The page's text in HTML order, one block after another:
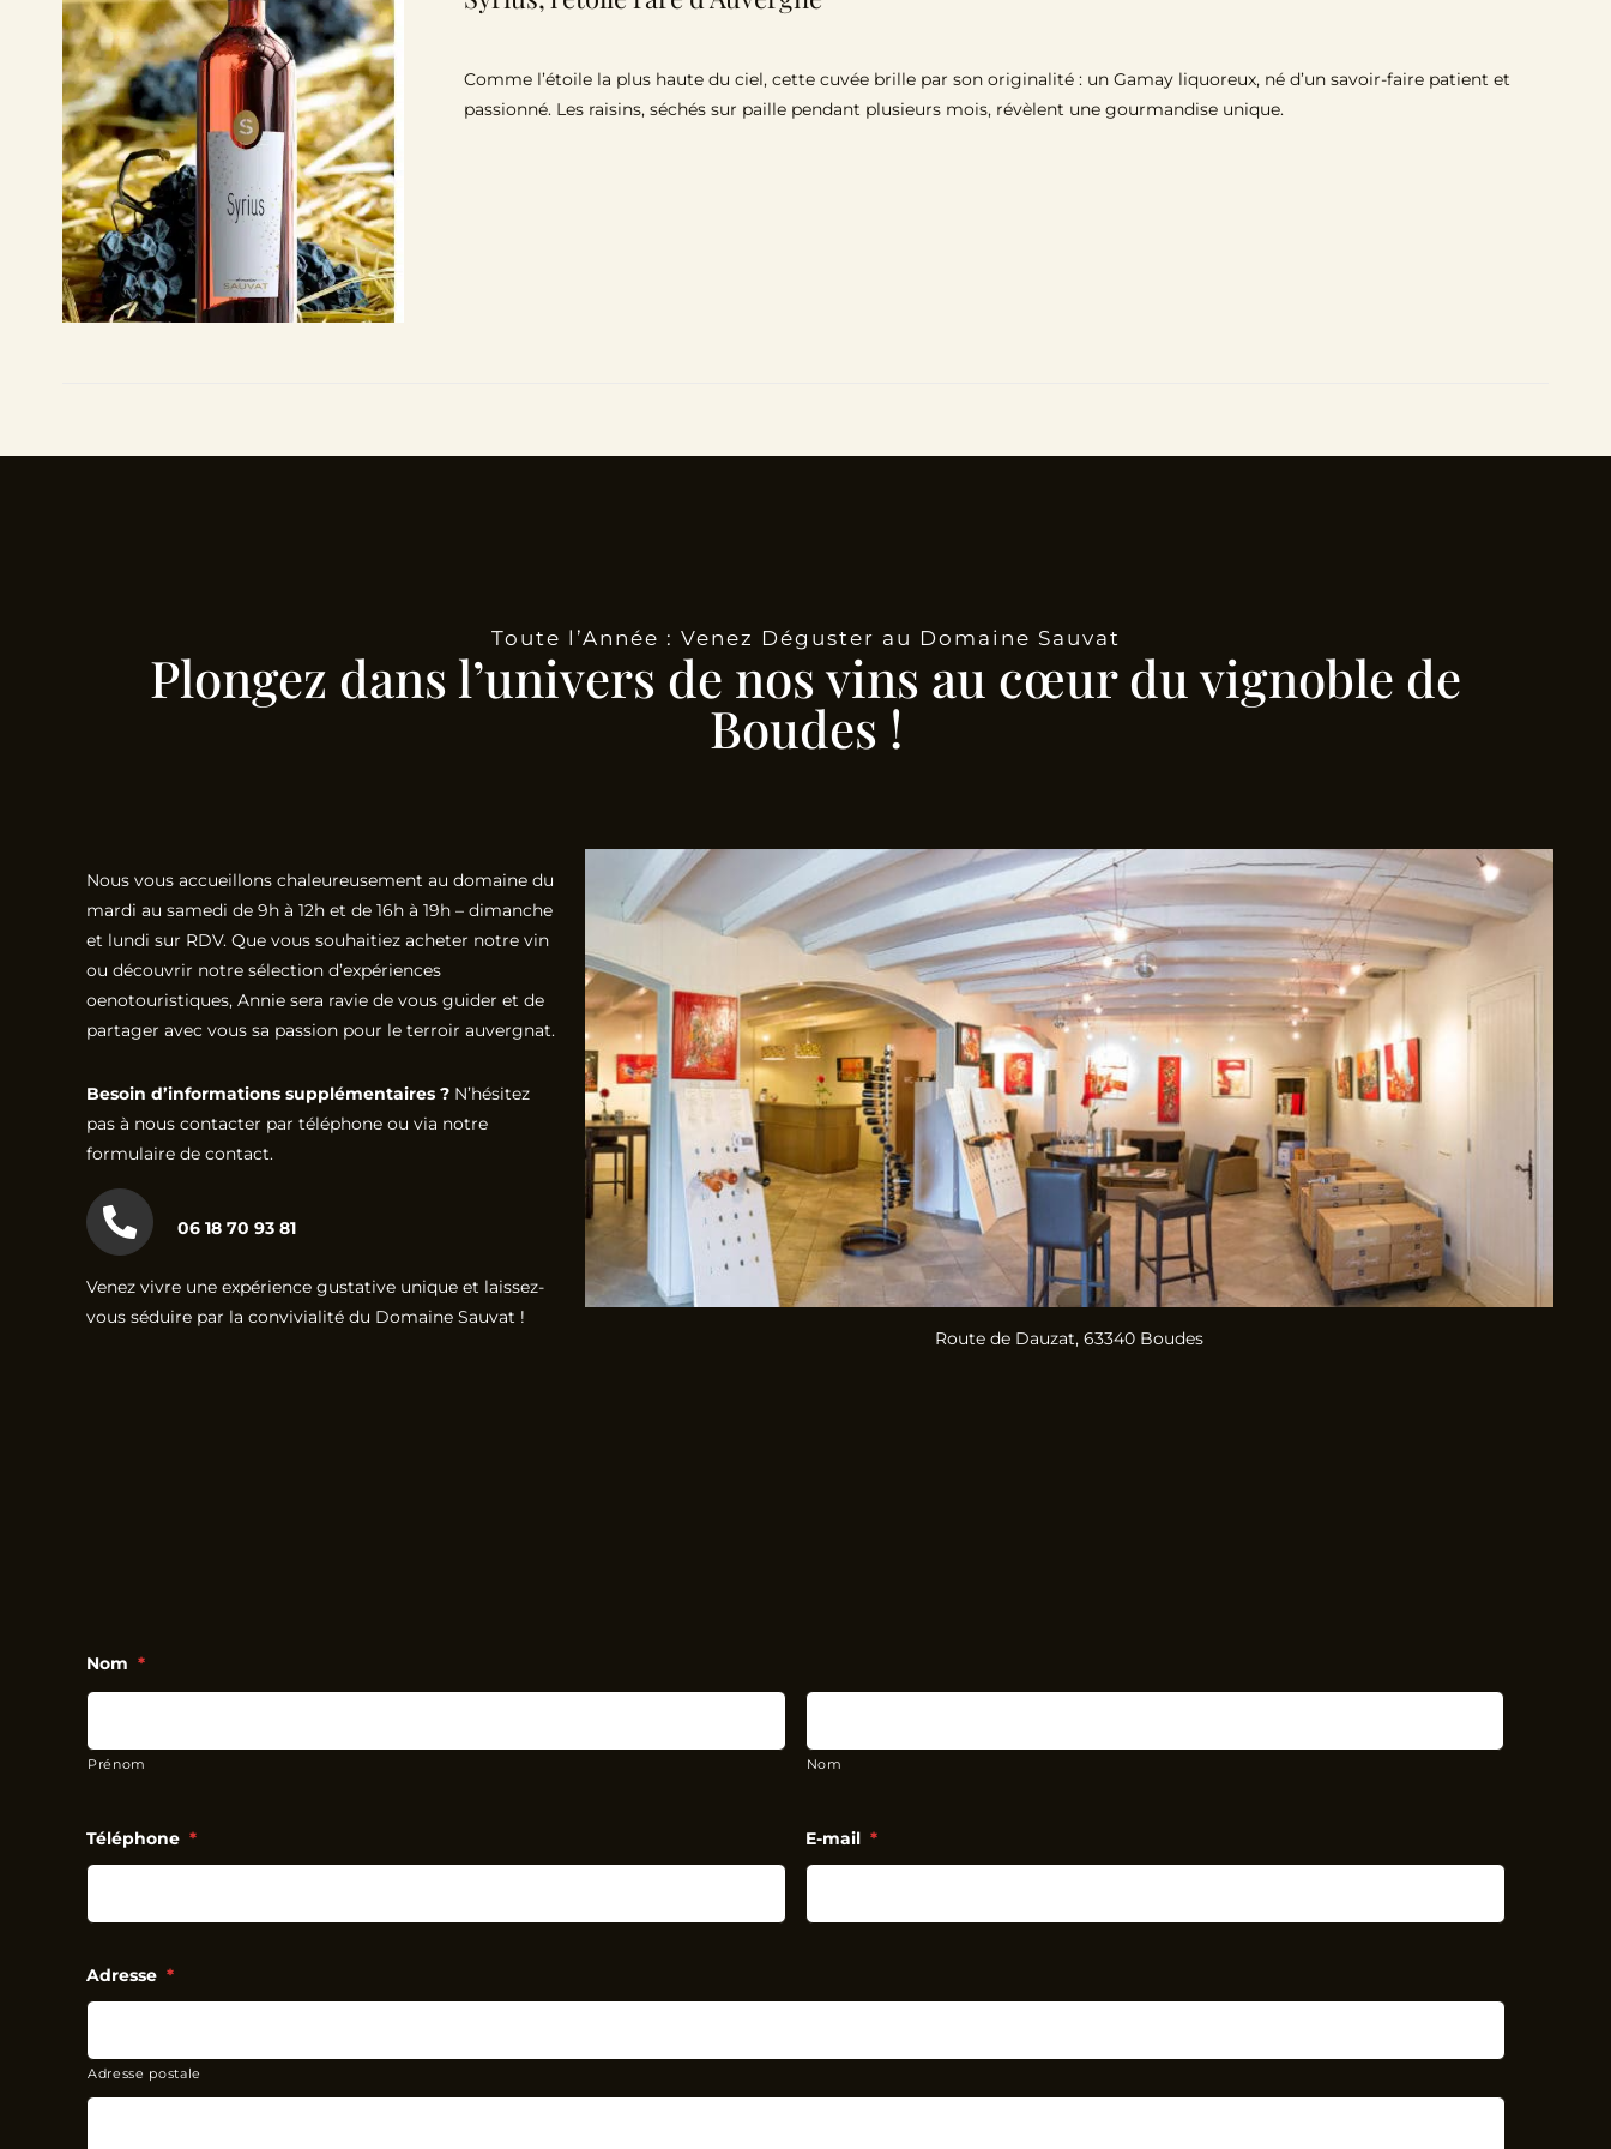
Comme l’étoile la plus haute du ciel, cette cuvée brille par son originalité : un Gamay liquoreux, né d’un savoir-faire patient et
passionné. Les raisins, séchés sur paille pendant plusieurs mois, révèlent une gourmandise unique.
Toute l’Année : Venez Déguster au Domaine Sauvat
Plongez dans l’univers de nos vins au cœur du vignoble de
Boudes !
Nous vous accueillons chaleureusement au domaine du
mardi au samedi de 9h à 12h et de 16h à 19h – dimanche
et lundi sur RDV. Que vous souhaitiez acheter notre vin
ou découvrir notre sélection d’expériences
oenotouristiques, Annie sera ravie de vous guider et de
partager avec vous sa passion pour le terroir auvergnat.
Besoin d’informations supplémentaires ?N’hésitez
pas à nous contacter par téléphone ou via notre
formulaire de contact.
06 18 70 93 81
Venez vivre une expérience gustative unique et laissez-
vous séduire par la convivialité du Domaine Sauvat !
Route de Dauzat, 63340 Boudes
Nom *
Prénom Nom
Téléphone * E-mail *
Adresse *
Adresse postale